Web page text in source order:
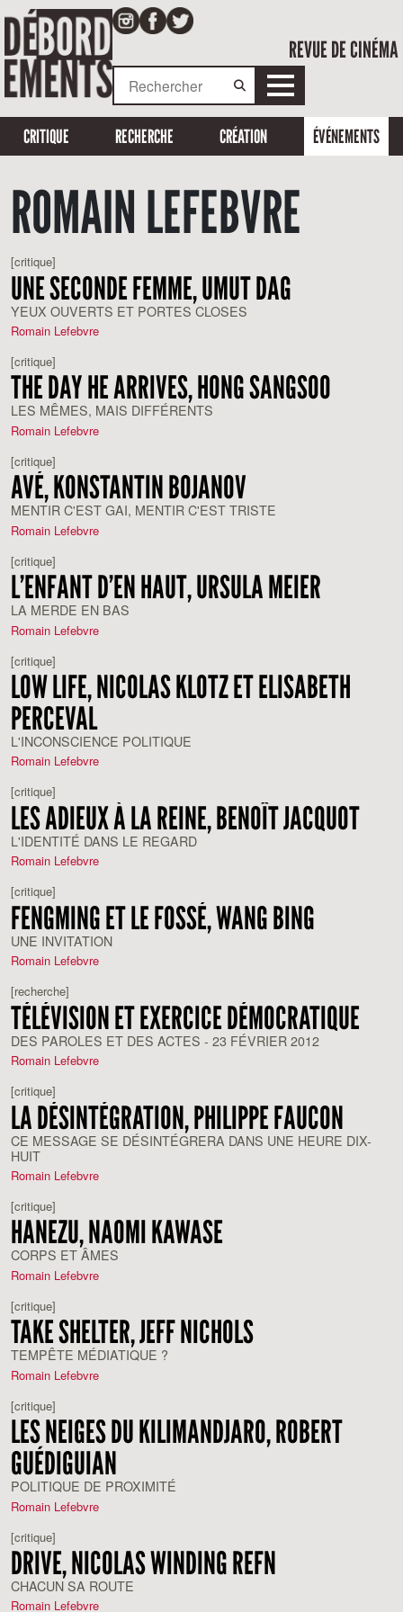
REVUE DE CINÉMA
CRITIQUE RECHERCHE CRÉATION ÉVÉNEMENTS
ROMAIN LEFEBVRE
[critique]
UNE SECONDE FEMME, UMUT DAG
YEUX OUVERTS ET PORTES CLOSES
Romain Lefebvre
[critique]
THE DAY HE ARRIVES, HONG SANGSOO
LES MÊMES, MAIS DIFFÉRENTS
Romain Lefebvre
[critique]
AVÉ, KONSTANTIN BOJANOV
MENTIR C'EST GAI, MENTIR C'EST TRISTE
Romain Lefebvre
[critique]
L’ENFANT D’EN HAUT, URSULA MEIER
LA MERDE EN BAS
Romain Lefebvre
[critique]
LOW LIFE, NICOLAS KLOTZ ET ELISABETH
PERCEVAL
L'INCONSCIENCE POLITIQUE
Romain Lefebvre
[critique]
LES ADIEUX À LA REINE, BENOÎT JACQUOT
L'IDENTITÉ DANS LE REGARD
Romain Lefebvre
[critique]
FENGMING ET LE FOSSÉ, WANG BING
UNE INVITATION
Romain Lefebvre
[recherche]
TÉLÉVISION ET EXERCICE DÉMOCRATIQUE
DES PAROLES ET DES ACTES - 23 FÉVRIER 2012
Romain Lefebvre
[critique]
LA DÉSINTÉGRATION, PHILIPPE FAUCON
CE MESSAGE SE DÉSINTÉGRERA DANS UNE HEURE DIX-
HUIT
Romain Lefebvre
[critique]
HANEZU, NAOMI KAWASE
CORPS ET ÂMES
Romain Lefebvre
[critique]
TAKE SHELTER, JEFF NICHOLS
TEMPÊTE MÉDIATIQUE ?
Romain Lefebvre
[critique]
LES NEIGES DU KILIMANDJARO, ROBERT
GUÉDIGUIAN
POLITIQUE DE PROXIMITÉ
Romain Lefebvre
[critique]
DRIVE, NICOLAS WINDING REFN
CHACUN SA ROUTE
Romain Lefebvre